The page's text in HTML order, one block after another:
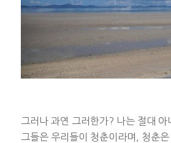
그러나 과연 그러한가? 나는 절대 아
그들은 우리들이 청춘이라며, 청춘